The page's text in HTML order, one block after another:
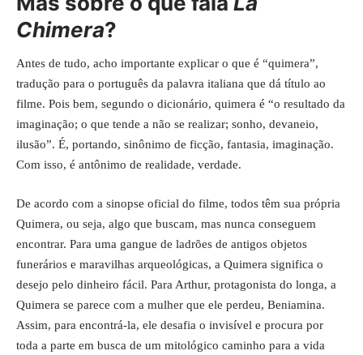
Chimera?
Antes de tudo, acho importante explicar o que é “quimera”,
tradução para o português da palavra italiana que dá título ao
filme. Pois bem, segundo o dicionário, quimera é “o resultado da
imaginação; o que tende a não se realizar; sonho, devaneio,
ilusão”. É, portando, sinônimo de ficção, fantasia, imaginação.
Com isso, é antônimo de realidade, verdade.
De acordo com a sinopse oficial do filme, todos têm sua própria
Quimera, ou seja, algo que buscam, mas nunca conseguem
encontrar. Para uma gangue de ladrões de antigos objetos
funerários e maravilhas arqueológicas, a Quimera significa o
desejo pelo dinheiro fácil. Para Arthur, protagonista do longa, a
Quimera se parece com a mulher que ele perdeu, Beniamina.
Assim, para encontrá-la, ele desafia o invisível e procura por
toda a parte em busca de um mitológico caminho para a vida